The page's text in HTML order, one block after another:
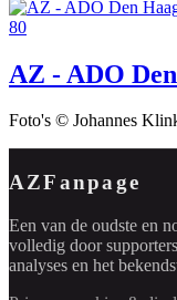
80
AZ - ADO
Foto's © Johannes
AZFanpage
Een van de oudste en
volledig door
analyses en het